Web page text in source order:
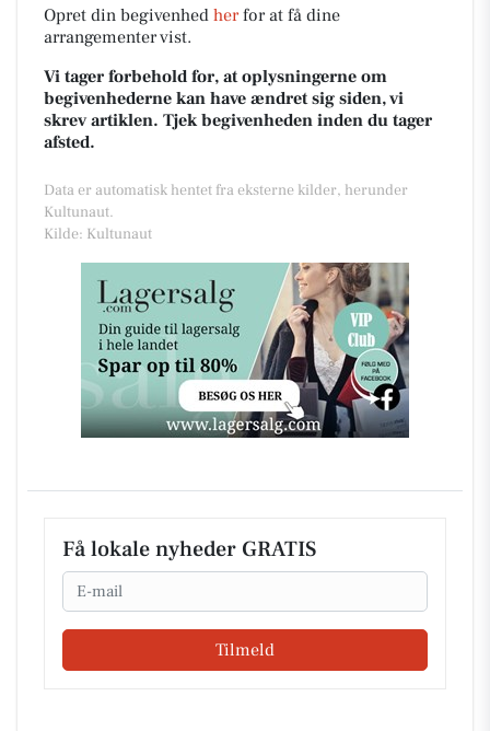
Opret din begivenhed herfor at få dine
arrangementer vist.
Vi tager forbehold for, at oplysningerne om
begivenhederne kan have ændret sig siden, vi
skrev artiklen. Tjek begivenheden inden du tager
afsted.
Data er automatisk hentet fra eksterne kilder, herunder
Kultunaut.
Kilde: Kultunaut
Få lokale nyheder GRATIS
Email
Tilmeld